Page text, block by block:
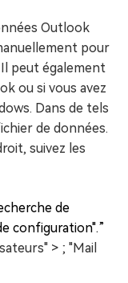
Outlook
pour
peut également
ou si vous avez
Dans de tels
de données.
suivez les
de
configuration".”
> ; "Mail